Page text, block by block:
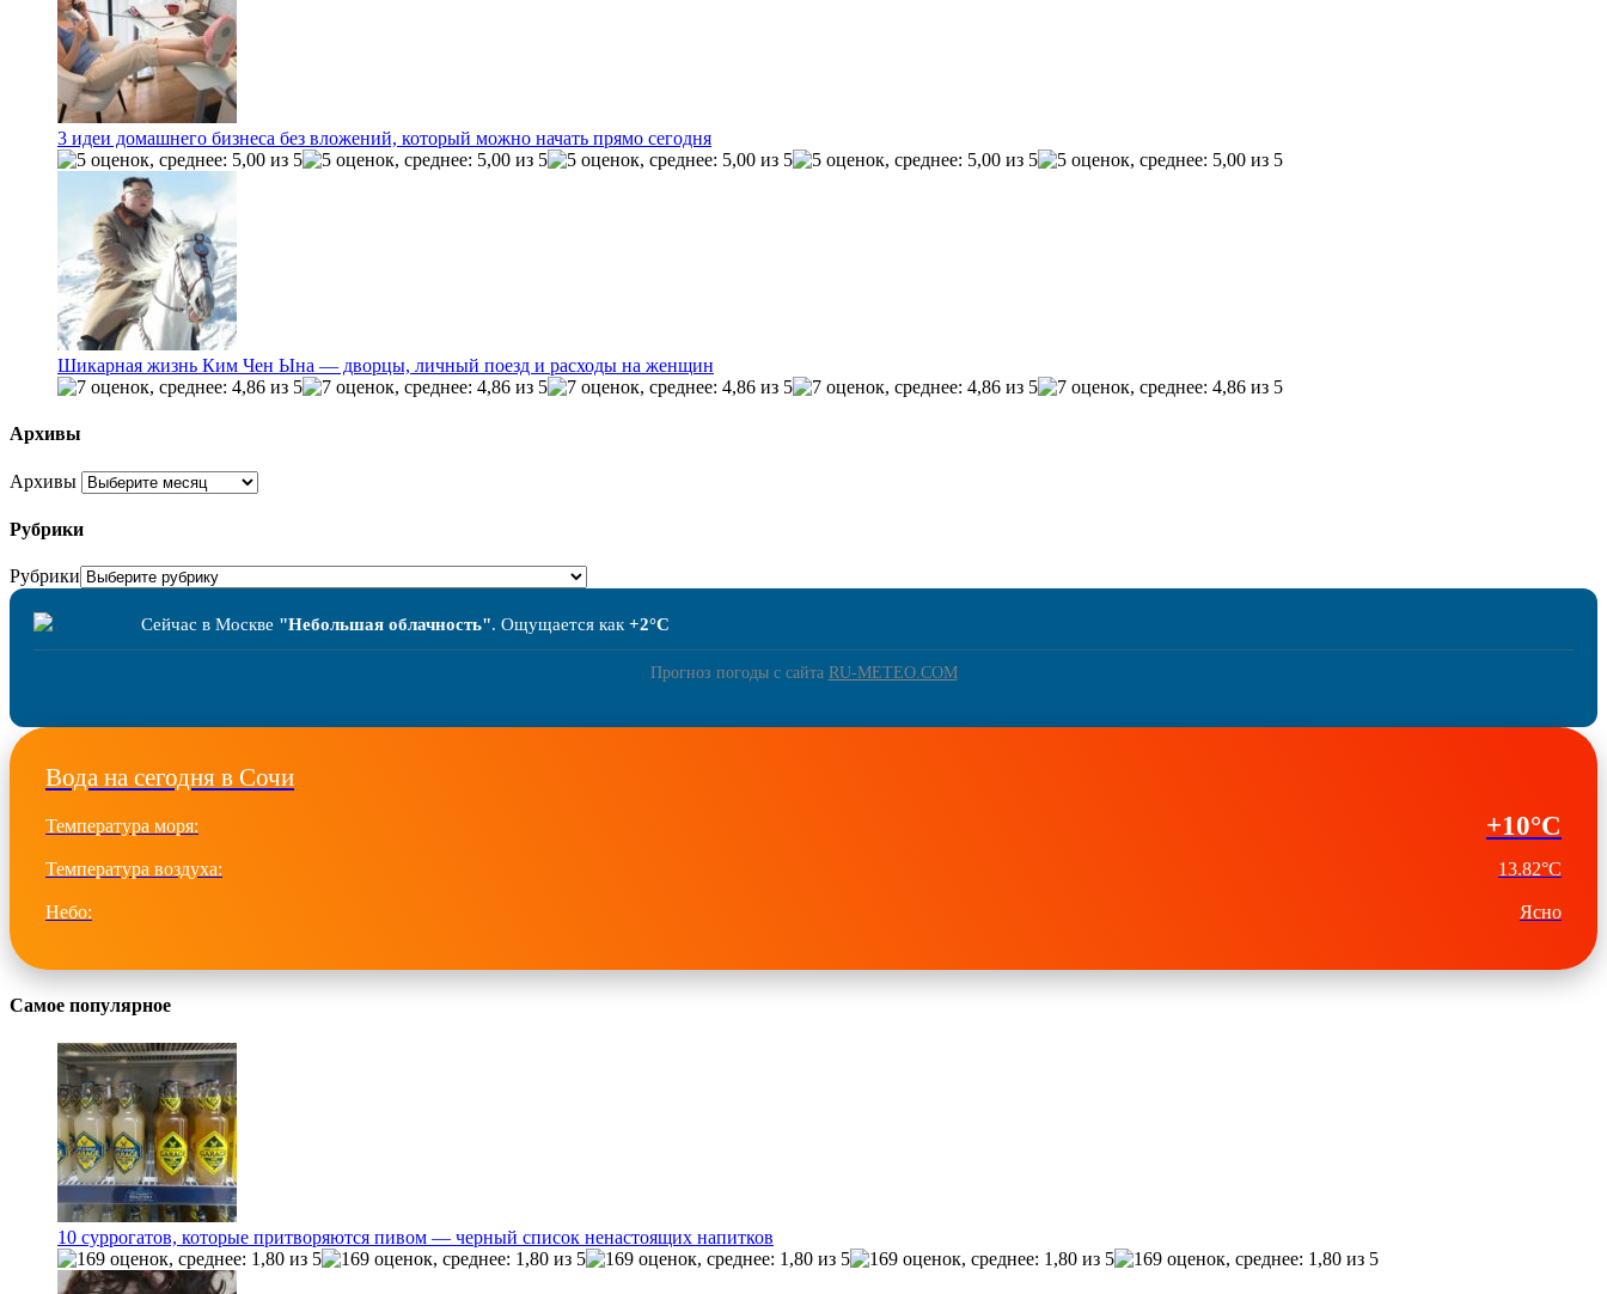
3 идеи домашнего бизнеса без вложений, который можно начать прямо сегодня
Шикарная жизнь Ким Чен Ына — дворцы, личный поезд и расходы на женщин
Архивы
Архивы
Рубрики
Рубрики
Сейчас в Москве "Небольшая облачность". Ощущается как+2°C
Прогноз погоды с сайта RU-METEO.COM
Вода на сегодня в Сочи
Температура моря: +10°C
Температура воздуха: 13.82°C
Небо: Ясно
Самое популярное
10 суррогатов, которые притворяются пивом — черный список ненастоящих напитков